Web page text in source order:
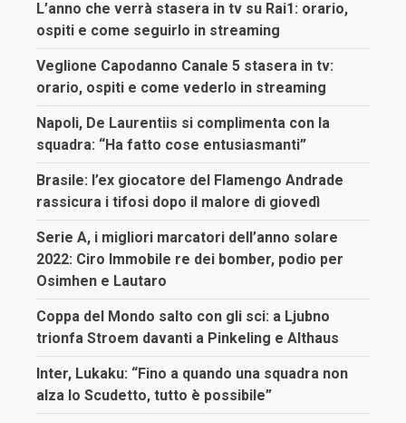
L’anno che verrà stasera in tv su Rai1: orario,
ospiti e come seguirlo in streaming
Veglione Capodanno Canale 5 stasera in tv:
orario, ospiti e come vederlo in streaming
Napoli, De Laurentiis si complimenta con la
squadra: “Ha fatto cose entusiasmanti”
Brasile: l’ex giocatore del Flamengo Andrade
rassicura i tifosi dopo il malore di giovedì
Serie A, i migliori marcatori dell’anno solare
2022: Ciro Immobile re dei bomber, podio per
Osimhen e Lautaro
Coppa del Mondo salto con gli sci: a Ljubno
trionfa Stroem davanti a Pinkeling e Althaus
Inter, Lukaku: “Fino a quando una squadra non
alza lo Scudetto, tutto è possibile”